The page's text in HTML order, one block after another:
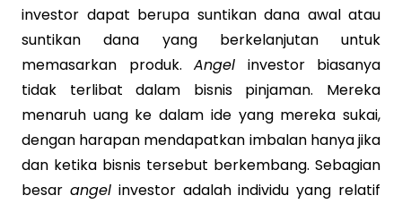
investor dapat berupa suntikan dana awal atau
suntikan dana yang berkelanjutan untuk
memasarkan produk. Angel investor biasanya
tidak terlibat dalam bisnis pinjaman. Mereka
menaruh uang ke dalam ide yang mereka sukai,
dengan harapan mendapatkan imbalan hanya jika
dan ketika bisnis tersebut berkembang. Sebagian
besar angelinvestor adalah individu yang relatif